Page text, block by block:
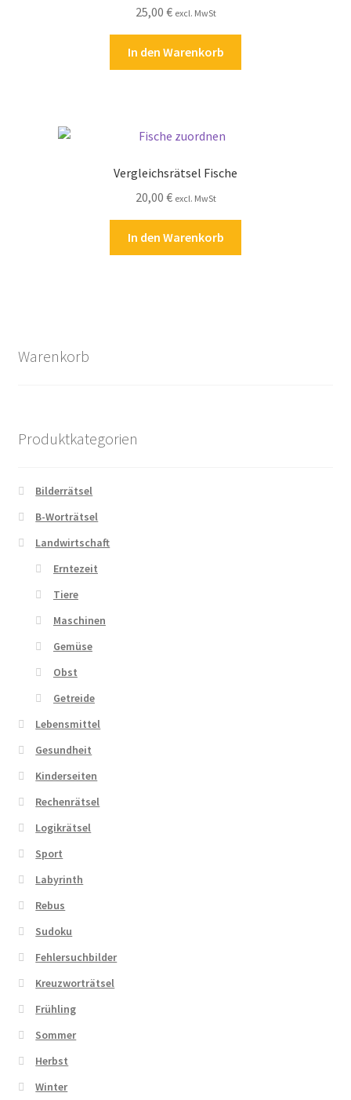
25,00 € excl. MwSt
In den Warenkorb
Vergleichsrätsel Fische
20,00 € excl. MwSt
In den Warenkorb
Warenkorb
Produktkategorien
Bilderrätsel
B-Worträtsel
Landwirtschaft
Erntezeit
Tiere
Maschinen
Gemüse
Obst
Getreide
Lebensmittel
Gesundheit
Kinderseiten
Rechenrätsel
Logikrätsel
Sport
Labyrinth
Rebus
Sudoku
Fehlersuchbilder
Kreuzworträtsel
Frühling
Sommer
Herbst
Winter